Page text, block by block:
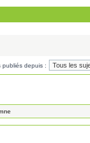
publiés depuis :